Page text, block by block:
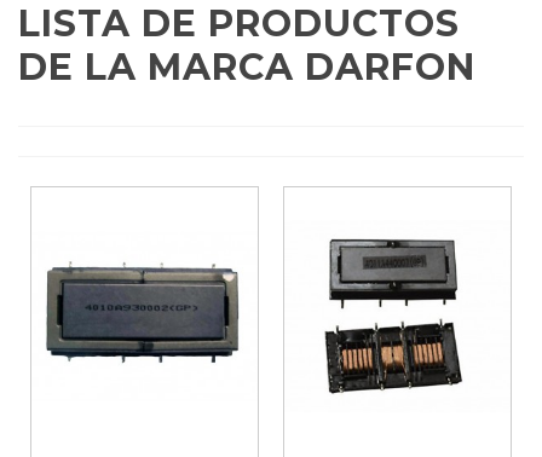
LISTA DE PRODUCTOS
DE LA MARCA DARFON